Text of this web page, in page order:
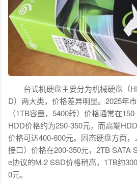
台式机硬盘主要分为机械硬盘（
D）两大类，价格差异明显。2025年
（1TB容量，5400转）价格通常在
HDD价格约为250-350元，而高端
价格可达400-600元。固态硬盘方面
接口）价格在200-350元，2TB SATA
e协议的M.2 SSD价格稍高，1TB约
0元。